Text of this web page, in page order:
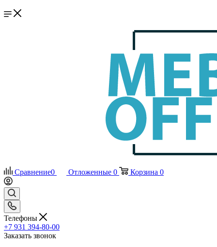
Сравнение0 Отложенные 0 Корзина 0
Телефоны
+7 931 394-80-00
Заказать звонок